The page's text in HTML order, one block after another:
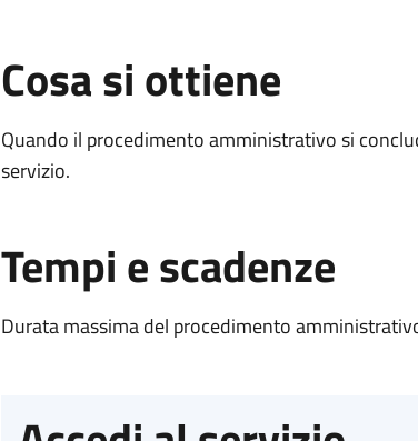
Cosa si ottiene
Quando il procedimento amministrativo si
servizio.
Tempi e scadenze
Durata massima del procedimento